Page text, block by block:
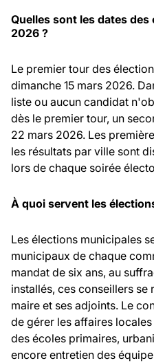
Quelles sont les dates
2026 ?
Le premier tour des
dimanche 15 mars 2026.
liste ou aucun candidat
dès le premier tour, un
22 mars 2026. Les
les résultats par ville sont
lors de chaque soirée
À quoi servent les
Les élections municipales
municipaux de chaque
mandat de six ans, au
installés, ces conseillers se
maire et ses adjoints. Le
de gérer les affaires
des écoles primaires,
encore entretien des